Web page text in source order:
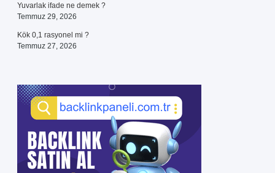
Yuvarlak ifade ne demek ?
Temmuz 29, 2026
Kök 0,1 rasyonel mi ?
Temmuz 27, 2026